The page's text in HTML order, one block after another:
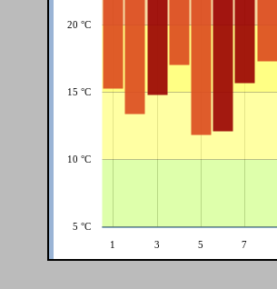
1 3 5 7
5 °C
10 °C
15 °C
20 °C